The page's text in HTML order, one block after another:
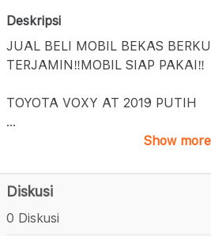
Deskripsi
JUAL BELI MOBIL BEKAS
TERJAMIN‼️MOBIL SIAP PAKAI‼️
TOYOTA VOXY AT 2019 PUTIH
...
Show more
Diskusi
0 Diskusi